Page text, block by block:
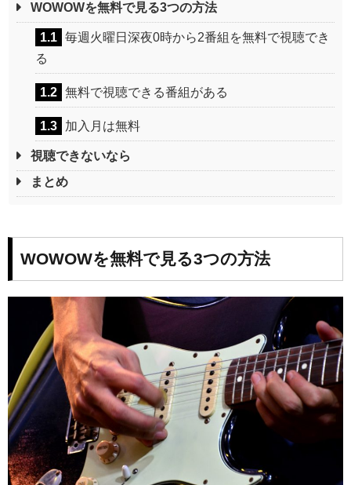
WOWOWを無料で見る3つの方法
1.1 毎週火曜日深夜0時から2番組を無料で視聴でき
る
1.2 無料で視聴できる番組がある
1.3 加入月は無料
視聴できないなら
まとめ
WOWOWを無料で見る3つの方法